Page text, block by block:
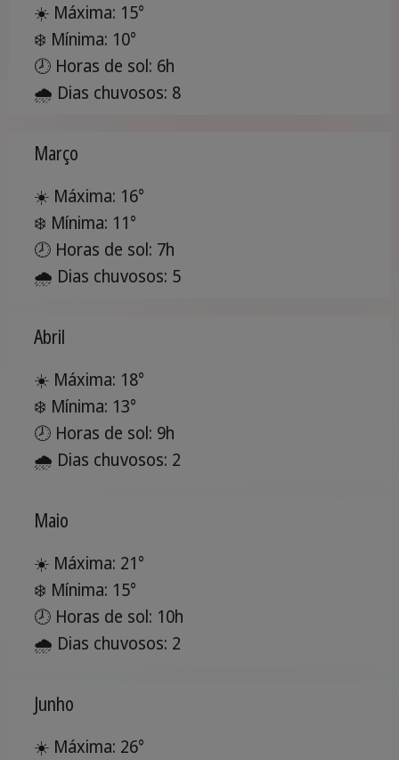
☀️ Máxima: 15°
❄️ Mínima: 10°
🕗 Horas de sol: 6h
🌧️ Dias chuvosos: 8
Março
☀️ Máxima: 16°
❄️ Mínima: 11°
🕗 Horas de sol: 7h
🌧️ Dias chuvosos: 5
Abril
☀️ Máxima: 18°
❄️ Mínima: 13°
🕗 Horas de sol: 9h
🌧️ Dias chuvosos: 2
Maio
☀️ Máxima: 21°
❄️ Mínima: 15°
🕗 Horas de sol: 10h
🌧️ Dias chuvosos: 2
Junho
☀️ Máxima: 26°